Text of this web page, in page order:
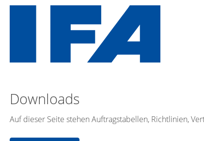
Downloads
Auf dieser Seite stehen Auftragstabellen, Richtlinien,